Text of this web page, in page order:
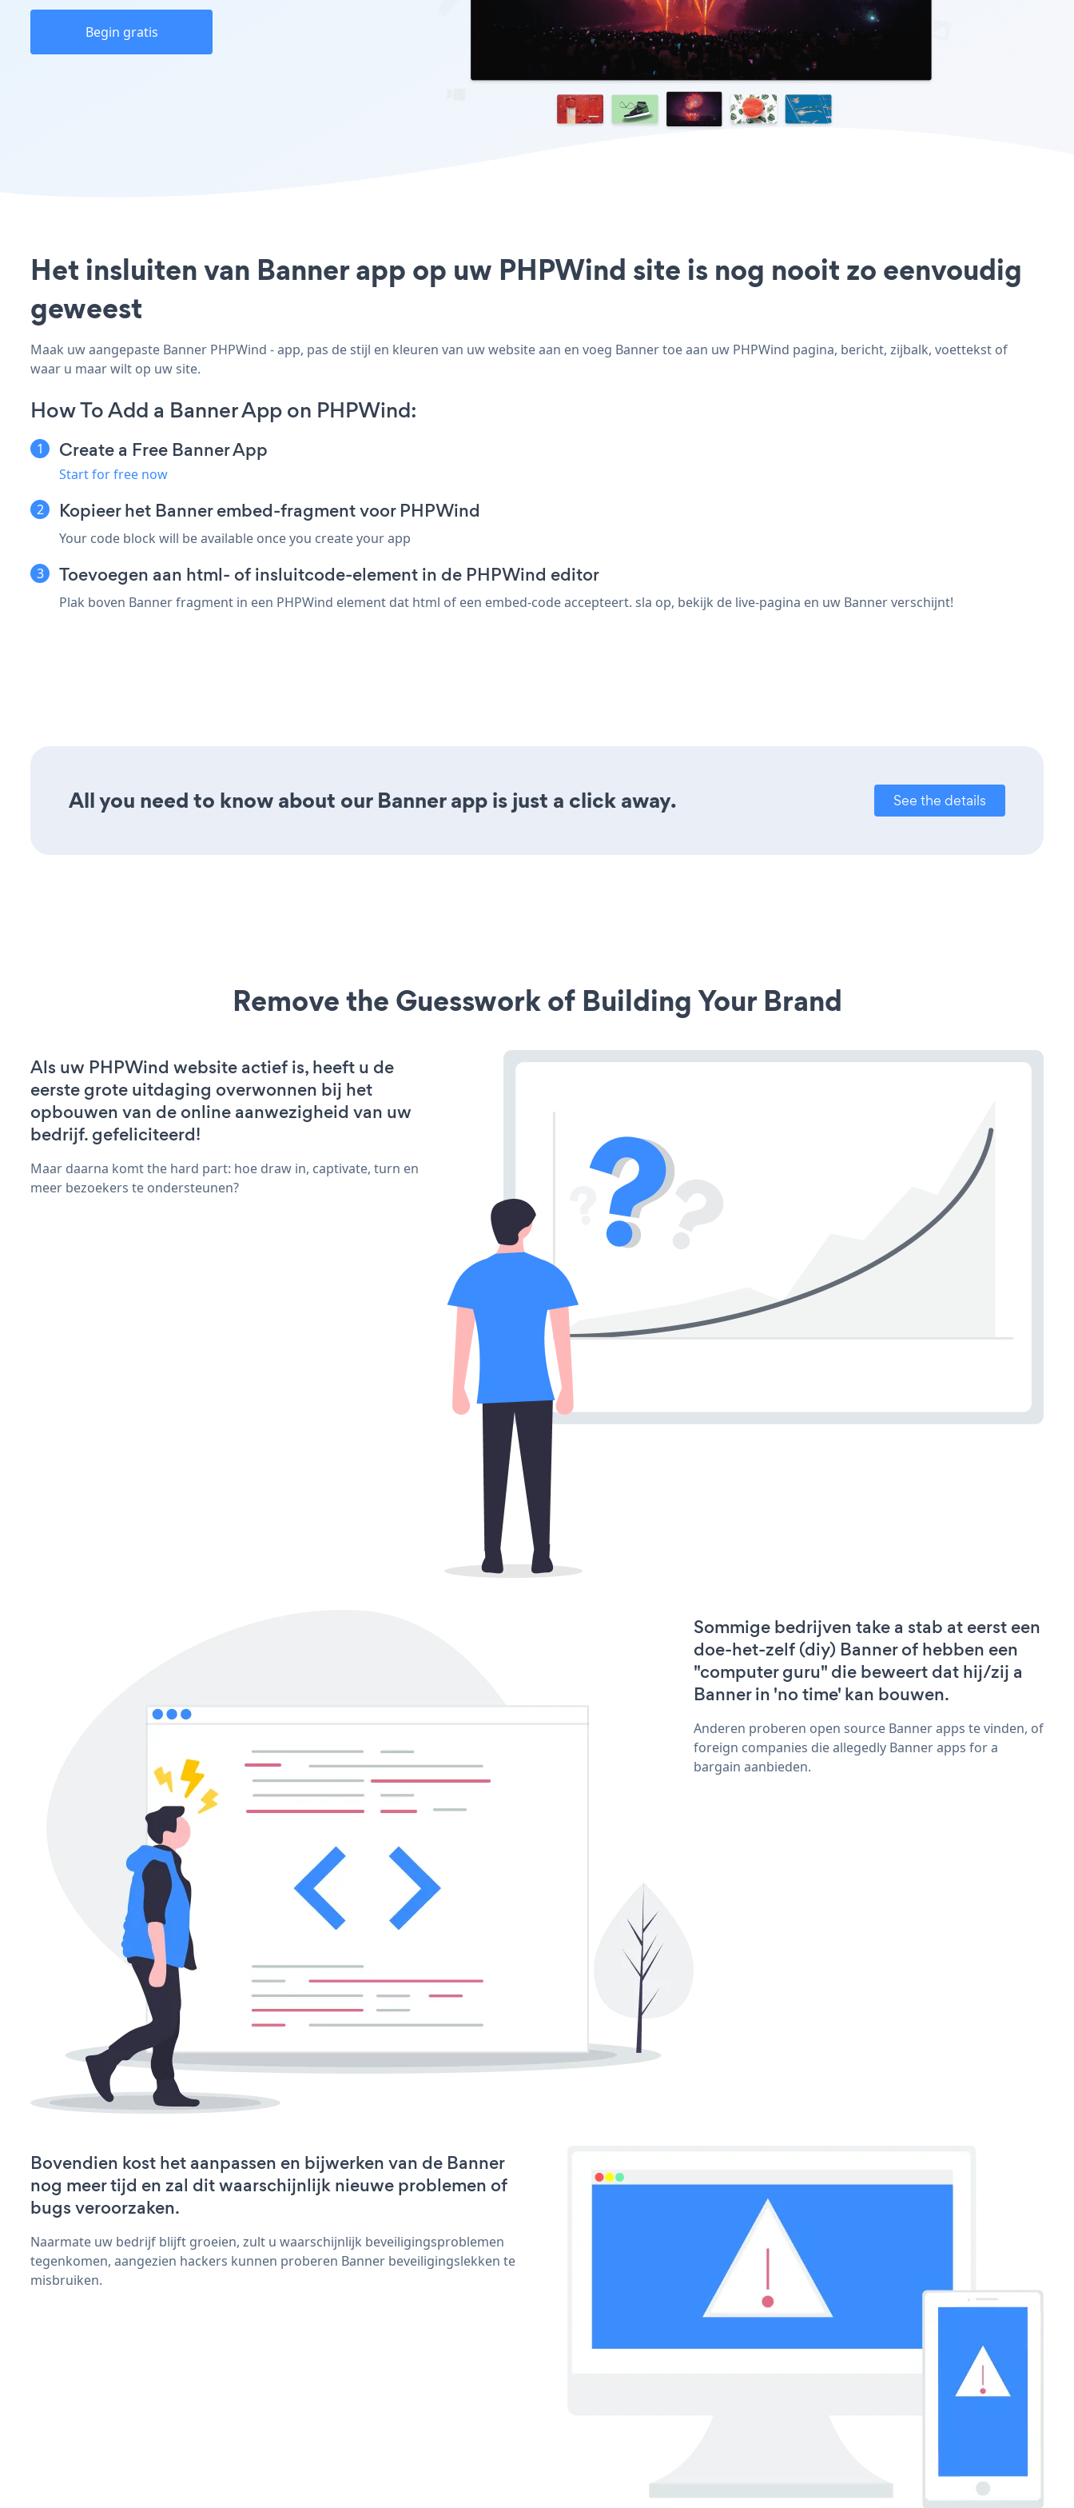
Begin gratis
Het insluiten van Banner app op uw PHPWind site is nog nooit zo eenvoudig
geweest
Maak uw aangepaste Banner PHPWind - app, pas de stijl en kleuren van uw website aan en voeg Banner toe aan uw PHPWind pagina, bericht, zijbalk, voettekst of
waar u maar wilt op uw site.
How To Add a Banner App on PHPWind:
Create a Free Banner App
Start for free now
Kopieer het Banner embed-fragment voor PHPWind
Your code block will be available once you create your app
Toevoegen aan html- of insluitcode-element in de PHPWind editor
Plak boven Banner fragment in een PHPWind element dat html of een embed-code accepteert. sla op, bekijk de live-pagina en uw Banner verschijnt!
All you need to know about our Banner app is just a click away. See the details
Remove the Guesswork of Building Your Brand
Als uw PHPWind website actief is, heeft u de
eerste grote uitdaging overwonnen bij het
opbouwen van de online aanwezigheid van uw
bedrijf. gefeliciteerd!
Maar daarna komt the hard part: hoe draw in, captivate, turn en
meer bezoekers te ondersteunen?
Sommige bedrijven take a stab at eerst een
doe-het-zelf (diy) Banner of hebben een
"computer guru" die beweert dat hij/zij a
Banner in 'no time' kan bouwen.
Anderen proberen open source Banner apps te vinden, of
foreign companies die allegedly Banner apps for a
bargain aanbieden.
Bovendien kost het aanpassen en bijwerken van de Banner
nog meer tijd en zal dit waarschijnlijk nieuwe problemen of
bugs veroorzaken.
Naarmate uw bedrijf blijft groeien, zult u waarschijnlijk beveiligingsproblemen
tegenkomen, aangezien hackers kunnen proberen Banner beveiligingslekken te
misbruiken.